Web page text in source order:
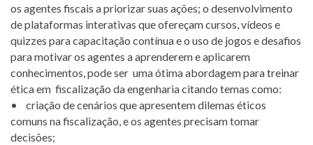
os agentes fiscais a priorizar suas ações; o desenvolvimento
de plataformas interativas que ofereçam cursos, vídeos e
quizzes para capacitação contínua e o uso de jogos e desafios
para motivar os agentes a aprenderem e aplicarem
conhecimentos, pode ser uma ótima abordagem para treinar
ética em fiscalização da engenharia citando temas como:
• criação de cenários que apresentem dilemas éticos
comuns na fiscalização, e os agentes precisam tomar
decisões;